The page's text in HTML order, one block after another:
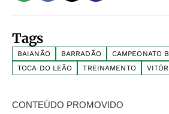
Tags
BAIANÃO BARRADÃO CAMPEONATO
TOCA DO LEÃO
TREINAMENTO